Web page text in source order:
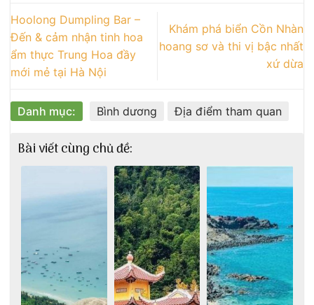
Hoolong Dumpling Bar –
Đến & cảm nhận tinh hoa
ẩm thực Trung Hoa đầy
mới mẻ tại Hà Nội
Khám phá biển Cồn Nhàn
hoang sơ và thi vị bậc nhất
xứ dừa
Danh mục: Bình dương Địa điểm tham quan
Bài viết cùng chủ đề: